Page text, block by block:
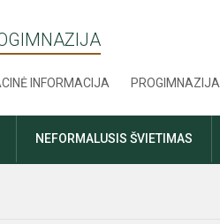
INFORMACIJA PROGIMNAZIJA
NEFORMALUSIS ŠVIETIMAS